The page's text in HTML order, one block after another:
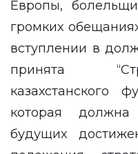
Европы,
громких
вступлении в
принята
казахстанского
которая
будущих